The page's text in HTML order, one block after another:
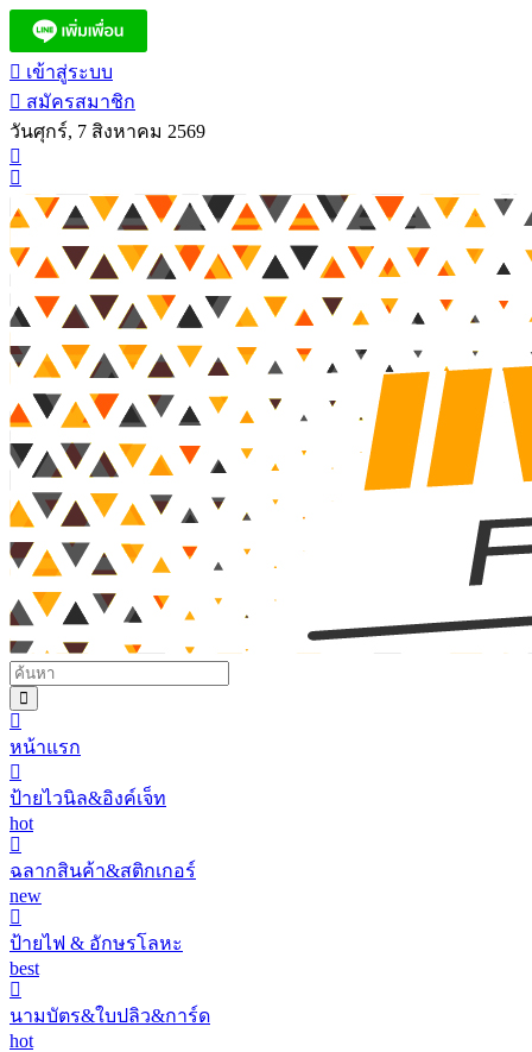
เข้าสู่ระบบ
สมัครสมาชิก
วันศุกร์, 7 สิงหาคม 2569
หน้าแรก
ป้ายไวนิล&อิงค์เจ็ท
hot
ฉลากสินค้า&สติกเกอร์
new
ป้ายไฟ & อักษรโลหะ
best
นามบัตร&ใบปลิว&การ์ด
hot